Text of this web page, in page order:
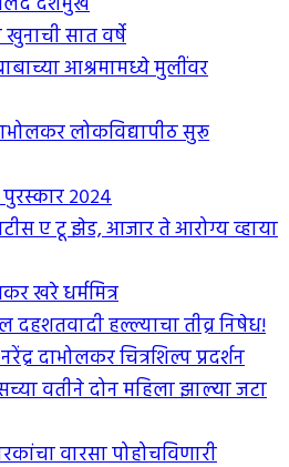
सात वर्षे
आश्रमामध्ये मुलींवर
लोकविद्यापीठ सुरू
२०२४
ए टू झेड, आजार ते आरोग्य व्हाया
खरे धर्ममित्र
हल्ल्याचा तीव्र निषेध!
दाभोलकर चित्रशिल्प प्रदर्शन
वतीने दोन महिला झाल्या जटा
वारसा पोहोचविणारी